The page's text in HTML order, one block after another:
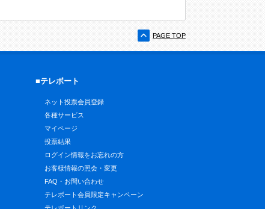
PAGE TOP
■テレボート
ネット投票会員登録
各種サービス
マイページ
投票結果
ログイン情報をお忘れの方
お客様情報の照会・変更
FAQ・お問い合わせ
テレボート会員限定キャンペーン